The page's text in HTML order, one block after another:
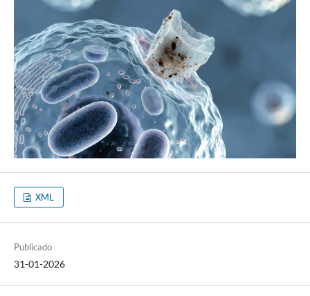
XML
Publicado
31-01-2026